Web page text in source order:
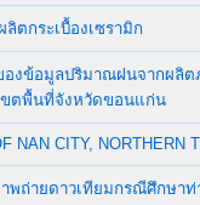
ตกระเบื้องเซรามิก
องข้อมูลปริมาณฝนจากผ
ตพื้นที่จังหวัดขอนแก่น
NAN CITY, NORTHERN
พถ่ายดาวเทียมกรณีศึกษา